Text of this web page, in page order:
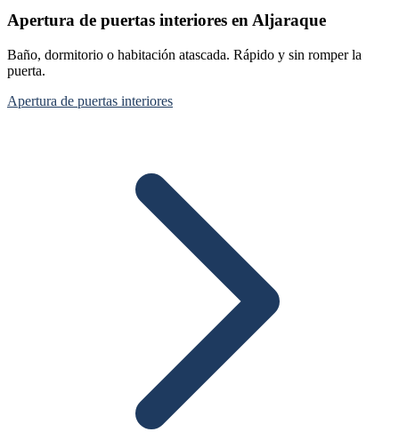
Apertura de puertas interiores en Aljaraque
Baño, dormitorio o habitación atascada. Rápido y sin romper la
puerta.
Apertura de puertas interiores